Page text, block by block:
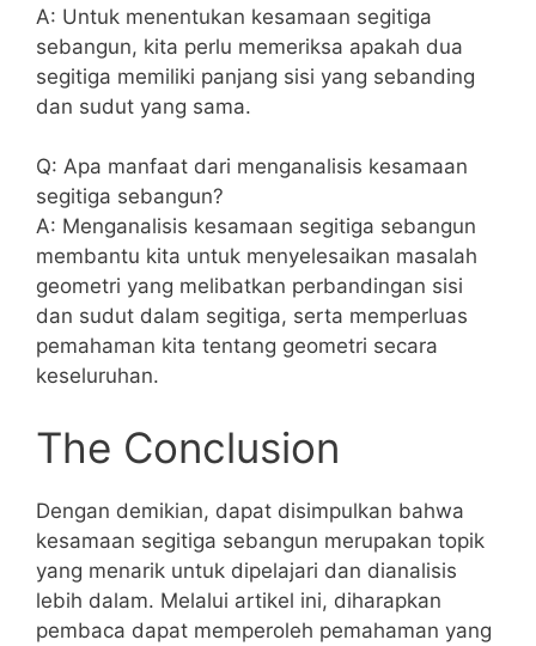
A: Untuk ​menentukan⁢ kesamaan segitiga
sebangun, kita perlu memeriksa apakah dua‌
segitiga memiliki ‍panjang sisi yang sebanding
dan‍ sudut yang⁢ sama.
Q: Apa manfaat dari ​menganalisis kesamaan
segitiga sebangun?
A: Menganalisis kesamaan segitiga sebangun
membantu kita untuk menyelesaikan masalah
geometri yang melibatkan​ perbandingan sisi
dan⁢ sudut dalam segitiga, serta memperluas
pemahaman kita tentang geometri secara
keseluruhan.
The Conclusion
Dengan demikian, dapat disimpulkan bahwa
kesamaan ⁣segitiga sebangun⁤ merupakan topik
yang menarik ‍untuk dipelajari dan dianalisis
lebih dalam. Melalui artikel ini, diharapkan
pembaca dapat memperoleh pemahaman⁤ yang